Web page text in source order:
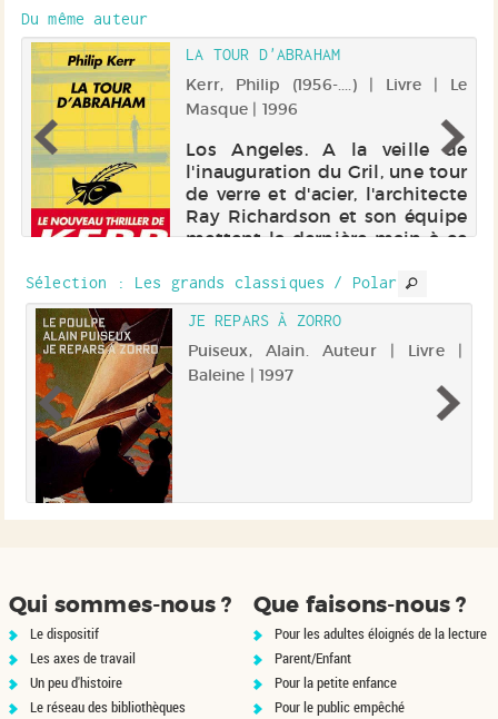
Du même auteur
LA TOUR D'ABRAHAM
Kerr, Philip (1956-....) | Livre | Le
Masque | 1996
Los Angeles. A la veille de
l'inauguration du Gril, une tour
de verre et d'acier, l'architecte
Ray Richardson et son équipe
mettent la dernière main à ce
Un immeuble plus intelligent
que tous ceux jamais ...
Sélection : Les grands classiques / Polar
JE REPARS À ZORRO
Puiseux, Alain. Auteur | Livre |
Baleine | 1997
Qui sommes-nous ?
Le dispositif
Les axes de travail
Un peu d'histoire
Le réseau des bibliothèques
Que faisons-nous ?
Pour les adultes éloignés de la lecture
Parent/Enfant
Pour la petite enfance
Pour le public empêché